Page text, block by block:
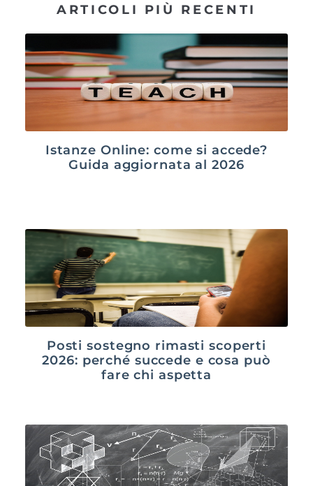
ARTICOLI PIÙ RECENTI
Istanze Online: come si accede?
Guida aggiornata al 2026
Posti sostegno rimasti scoperti
2026: perché succede e cosa può
fare chi aspetta